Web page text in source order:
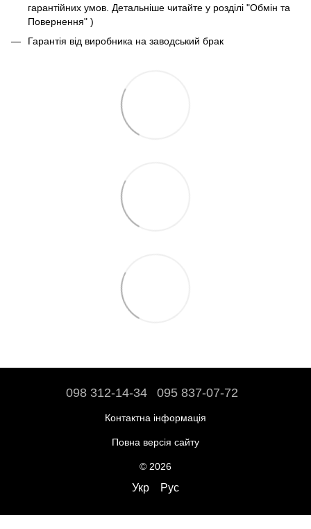
гарантійних умов. Детальніше читайте у розділі "Обмін та
Повернення" )
Гарантія від виробника на заводський брак
098 312-14-34 095 837-07-72
Контактна інформація
Повна версія сайту
© 2026
Укр Рус